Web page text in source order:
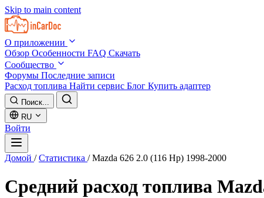
Skip to main content
О приложении
Обзор Особенности FAQ Скачать
Сообщество
Форумы Последние записи
Расход топлива Найти сервис Блог Купить адаптер
Поиск...
RU
Войти
Домой / Статистика / Mazda 626 2.0 (116 Hp) 1998-2000
Средний расход топлива